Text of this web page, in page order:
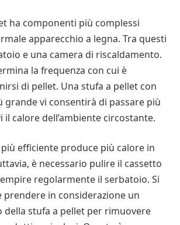
applicare uno spray
sapete come eliminare il grasso
potete provare una miscela di
e aceto. Potete anche usare una
o un vecchio spazzolino da denti per
Le migliori lavastoviglie
da incasso da 200 a 500
euro
è dotato di griglie rimovibili, è
comode e possono far
Sono una buona scelta anche
simile a quella del legno.
in un piccolo condominio o
camere da letto. Possono
riscaldare la casa o per fornire
sono altamente rinnovabili. È
una anche in una caldaia a legna
una stufa certificata
un apparecchio che soddisfa i
Alcuni apparecchi sono anche
ha componenti più complessi
apparecchio a legna. Tra questi
e una camera di riscaldamento.
la frequenza con cui è
di pellet. Una stufa a pellet con
grande vi consentirà di passare più
calore dell’ambiente circostante.
efficiente produce più calore in
è necessario pulire il cassetto
regolarmente il serbatoio. Si
prendere in considerazione un
della stufa a pellet per rimuovere